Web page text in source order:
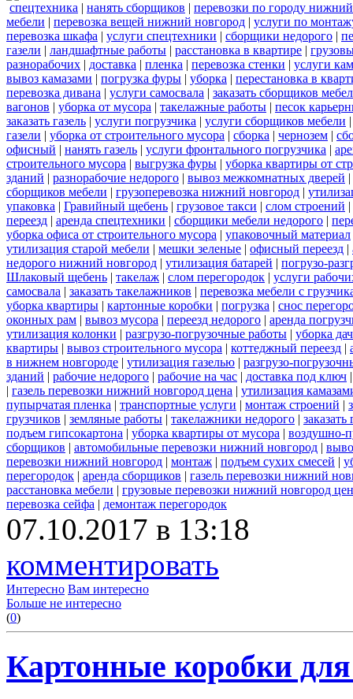
спецтехника | нанять сборщиков | перевозки по городу
мебели | перевозка вещей нижний новгород | услуги по
перевозка шкафа | услуги спецтехники | сборщики недорого |
газели | ландшафтные работы | расстановка в квартире |
разнорабочих | доставка | пленка | перевозка стенки | услуги
вывоз камазами | погрузка фуры | уборка | перестановка в
перевозка дивана | услуги самосвала | заказать сборщиков
вагонов | уборка от мусора | такелажные работы | песок
заказать газель | услуги погрузчика | услуги сборщиков мебели
газели | уборка от строительного мусора | сборка | чернозем |
офисный | нанять газель | услуги фронтального погрузчика |
строительного мусора | выгрузка фуры | уборка квартиры от
зданий | разнорабочие недорого | вывоз межкомнатных дверей |
сборщиков мебели | грузоперевозка нижний новгород |
упаковка | Гравийный щебень | грузовое такси | слом строений |
переезд | аренда спецтехники | сборщики мебели недорого |
уборка офиса от строительного мусора | упаковочный материал
утилизация старой мебели | мешки зеленые | офисный переезд |
недорого нижний новгород | утилизация батарей | погрузо-
Шлаковый щебень | такелаж | слом перегородок | услуги
самосвала | заказать такелажников | перевозка мебели с
уборка квартиры | картонные коробки | погрузка | снос
оконных рам | вывоз мусора | переезд недорого | аренда
утилизация колонки | разгрузо-погрузочные работы | уборка
квартиры | вывоз строительного мусора | коттеджный переезд |
в нижнем новгороде | утилизация газелью | разгрузо-
зданий | рабочие недорого | рабочие на час | доставка под ключ
| газель перевозки нижний новгород цена | утилизация
пупырчатая пленка | транспортные услуги | монтаж строений |
грузчиков | земляные работы | такелажники недорого |
подъем гипсокартона | уборка квартиры от мусора | воздушно-
сборщиков | автомобильные перевозки нижний новгород |
перевозки нижний новгород | монтаж | подъем сухих смесей |
перегородок | аренда сборщиков | газель перевозки нижний
расстановка мебели | грузовые перевозки нижний новгород
перевозка сейфа | демонтаж перегородок
07.10.2017 в 13:18
комментировать
Интересно Вам интересно
Больше не интересно
(0)
Картонные коробки для